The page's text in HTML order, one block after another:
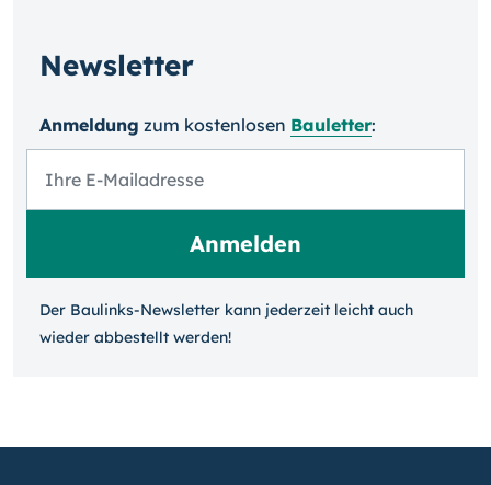
Newsletter
Anmeldung zum kosten­losen Bauletter:
Der Baulinks-Newsletter kann jeder­zeit leicht auch
wieder ab­bestellt werden!